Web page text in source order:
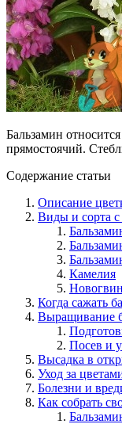
Бальзамин
прямостоячий.
Содержание статьи
Описание
Виды и сорта
Камелия
Когда сажать
Выращивание
Посев и
Высадка в
Уход за
Болезни и
Как собрать